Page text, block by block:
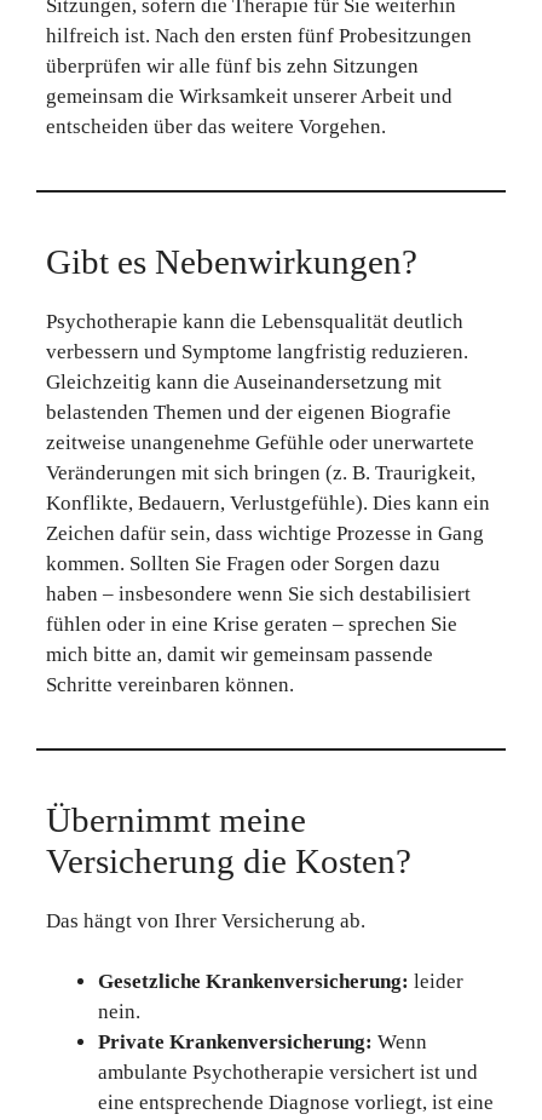
Sitzungen, sofern die Therapie für Sie weiterhin
hilfreich ist. Nach den ersten fünf Probesitzungen
überprüfen wir alle fünf bis zehn Sitzungen
gemeinsam die Wirksamkeit unserer Arbeit und
entscheiden über das weitere Vorgehen.
Gibt es Nebenwirkungen?
Psychotherapie kann die Lebensqualität deutlich
verbessern und Symptome langfristig reduzieren.
Gleichzeitig kann die Auseinandersetzung mit
belastenden Themen und der eigenen Biografie
zeitweise unangenehme Gefühle oder unerwartete
Veränderungen mit sich bringen (z. B. Traurigkeit,
Konflikte, Bedauern, Verlustgefühle). Dies kann ein
Zeichen dafür sein, dass wichtige Prozesse in Gang
kommen. Sollten Sie Fragen oder Sorgen dazu
haben – insbesondere wenn Sie sich destabilisiert
fühlen oder in eine Krise geraten – sprechen Sie
mich bitte an, damit wir gemeinsam passende
Schritte vereinbaren können.
Übernimmt meine
Versicherung die Kosten?
Das hängt von Ihrer Versicherung ab.
Gesetzliche Krankenversicherung: leider
nein.
Private Krankenversicherung: Wenn
ambulante Psychotherapie versichert ist und
eine entsprechende Diagnose vorliegt, ist eine